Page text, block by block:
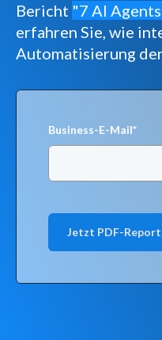
Bericht "7 AI
erfahren Sie, wie
Automatisierung
Business-E-Mail*
Jetzt PDF-